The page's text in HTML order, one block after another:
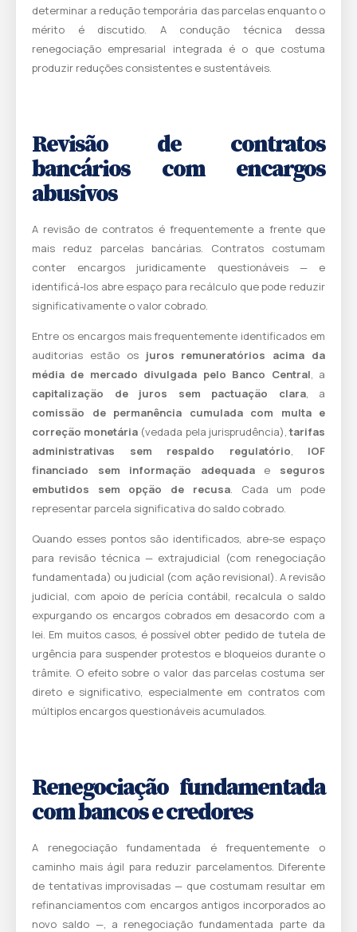
determinar a redução temporária das parcelas enquanto o
mérito é discutido. A condução técnica dessa
renegociação empresarial integrada é o que costuma
produzir reduções consistentes e sustentáveis.
Revisão de contratos
bancários com encargos
abusivos
A revisão de contratos é frequentemente a frente que
mais reduz parcelas bancárias. Contratos costumam
conter encargos juridicamente questionáveis — e
identificá-los abre espaço para recálculo que pode reduzir
significativamente o valor cobrado.
Entre os encargos mais frequentemente identificados em
auditorias estão os juros remuneratórios acima da
média de mercado divulgada pelo Banco Central, a
capitalização de juros sem pactuação clara, a
comissão de permanência cumulada com multa e
correção monetária (vedada pela jurisprudência),tarifas
administrativas sem respaldo regulatório, IOF
financiado sem informação adequadae seguros
embutidos sem opção de recusa. Cada um pode
representar parcela significativa do saldo cobrado.
Quando esses pontos são identificados, abre-se espaço
para revisão técnica — extrajudicial (com renegociação
fundamentada) ou judicial (com ação revisional). A revisão
judicial, com apoio de perícia contábil, recalcula o saldo
expurgando os encargos cobrados em desacordo com a
lei. Em muitos casos, é possível obter pedido de tutela de
urgência para suspender protestos e bloqueios durante o
trâmite. O efeito sobre o valor das parcelas costuma ser
direto e significativo, especialmente em contratos com
múltiplos encargos questionáveis acumulados.
Renegociação fundamentada
com bancos e credores
A renegociação fundamentada é frequentemente o
caminho mais ágil para reduzir parcelamentos. Diferente
de tentativas improvisadas — que costumam resultar em
refinanciamentos com encargos antigos incorporados ao
novo saldo —, a renegociação fundamentada parte da